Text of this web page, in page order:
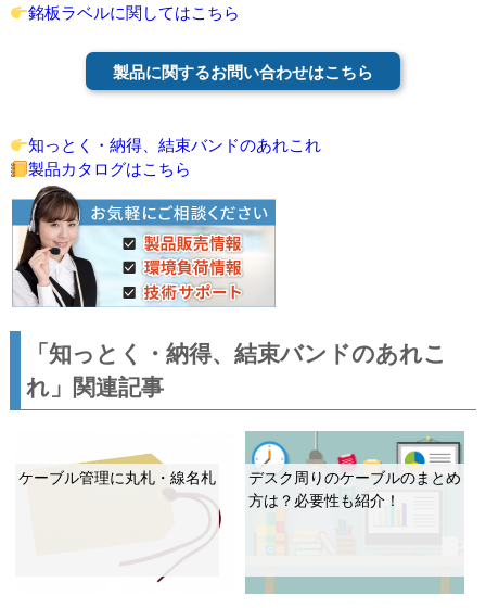
銘板ラベルに関してはこちら
製品に関するお問い合わせはこちら
知っとく・納得、結束バンドのあれこれ
製品カタログはこちら
「知っとく・納得、結束バンドのあれこ
れ」関連記事
ケーブル管理に丸札・線名札
デスク周りのケーブルのまとめ
方は？必要性も紹介！